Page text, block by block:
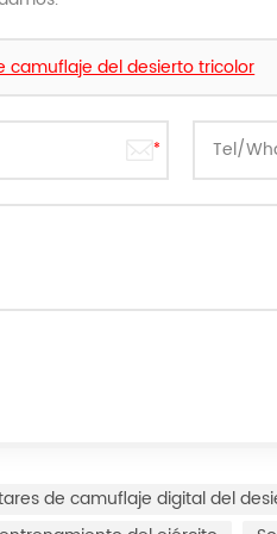
camuflaje del desierto tricolor
de camuflaje digital del